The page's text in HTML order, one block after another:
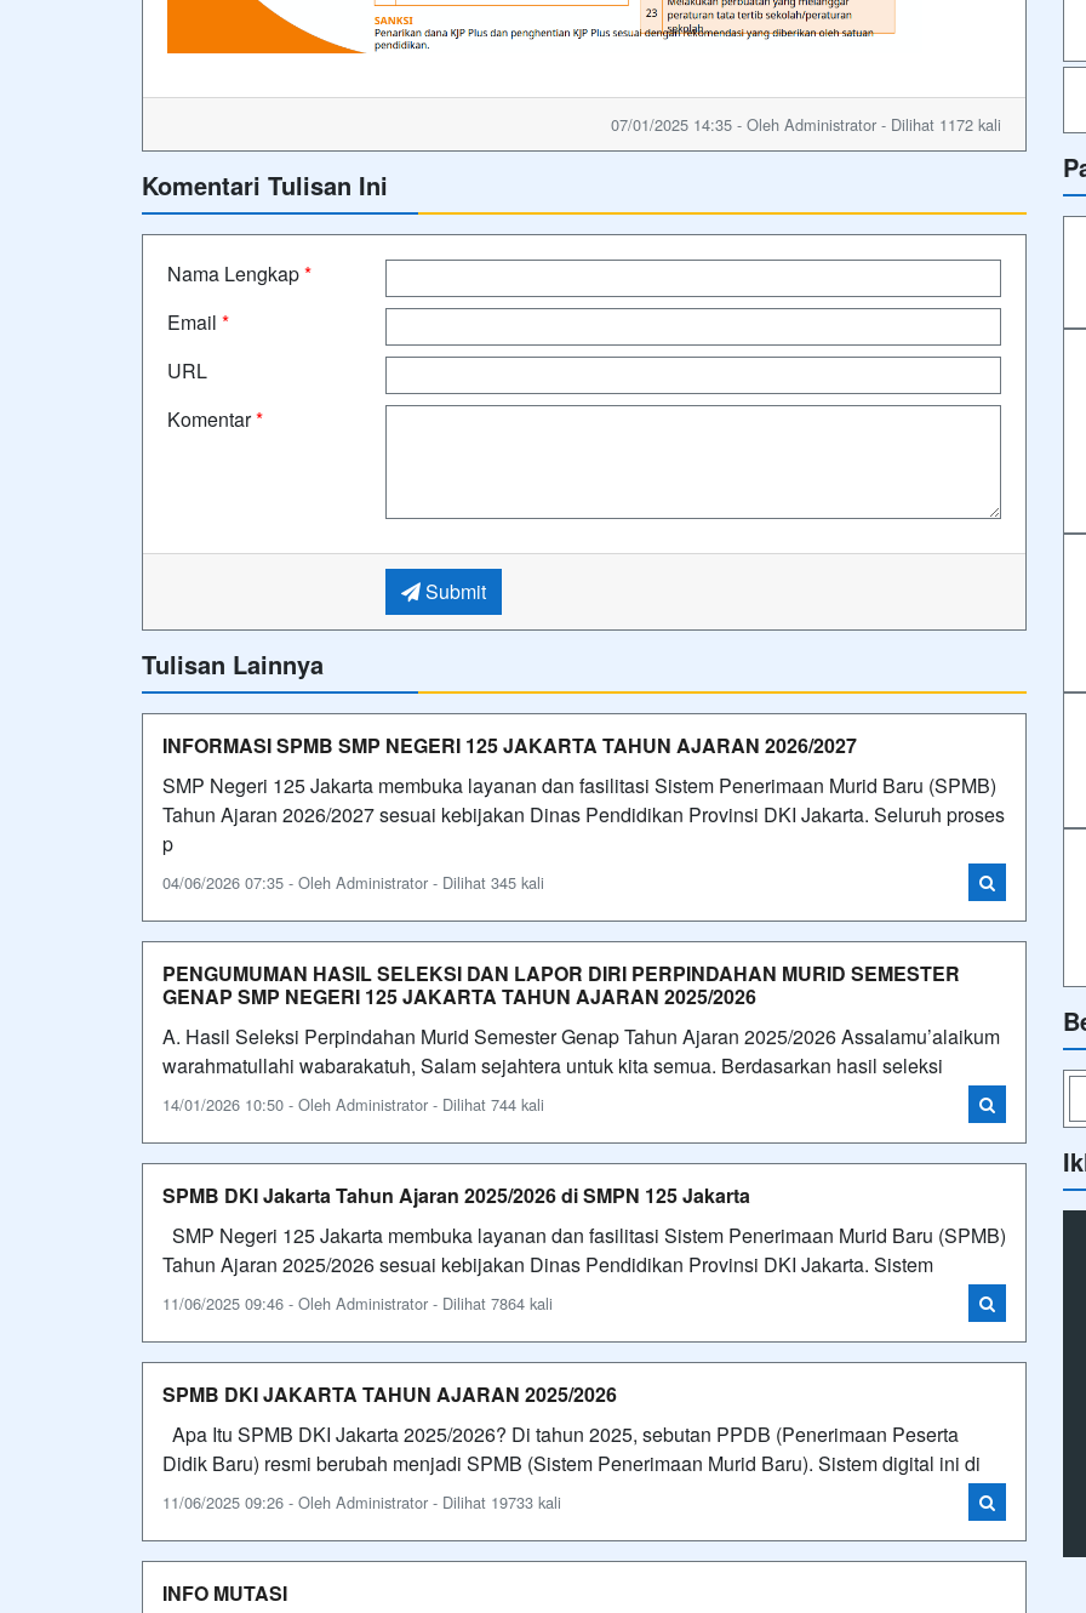
07/01/2025 14:35 - Oleh Administrator - Dilihat 1172 kali
Komentari Tulisan Ini
Nama Lengkap*
Email *
URL
Komentar*
Submit
Tulisan Lainnya
INFORMASI SPMB SMP NEGERI 125 JAKARTA TAHUN AJARAN 2026/2027
SMP Negeri 125 Jakarta membuka layanan dan fasilitasi Sistem Penerimaan Murid Baru (SPMB)
Tahun Ajaran 2026/2027 sesuai kebijakan Dinas Pendidikan Provinsi DKI Jakarta. Seluruh proses
p
04/06/2026 07:35 - Oleh Administrator - Dilihat 345 kali
PENGUMUMAN HASIL SELEKSI DAN LAPOR DIRI PERPINDAHAN MURID SEMESTER
GENAP SMP NEGERI 125 JAKARTA TAHUN AJARAN 2025/2026
A. Hasil Seleksi Perpindahan Murid Semester Genap Tahun Ajaran 2025/2026 Assalamu’alaikum
warahmatullahi wabarakatuh, Salam sejahtera untuk kita semua. Berdasarkan hasil seleksi
14/01/2026 10:50 - Oleh Administrator - Dilihat 744 kali
SPMB DKI Jakarta Tahun Ajaran 2025/2026 di SMPN 125 Jakarta
SMP Negeri 125 Jakarta membuka layanan dan fasilitasi Sistem Penerimaan Murid Baru (SPMB)
Tahun Ajaran 2025/2026 sesuai kebijakan Dinas Pendidikan Provinsi DKI Jakarta. Sistem
11/06/2025 09:46 - Oleh Administrator - Dilihat 7864 kali
SPMB DKI JAKARTA TAHUN AJARAN 2025/2026
Apa Itu SPMB DKI Jakarta 2025/2026? Di tahun 2025, sebutan PPDB (Penerimaan Peserta
Didik Baru) resmi berubah menjadi SPMB (Sistem Penerimaan Murid Baru). Sistem digital ini di
11/06/2025 09:26 - Oleh Administrator - Dilihat 19733 kali
INFO MUTASI